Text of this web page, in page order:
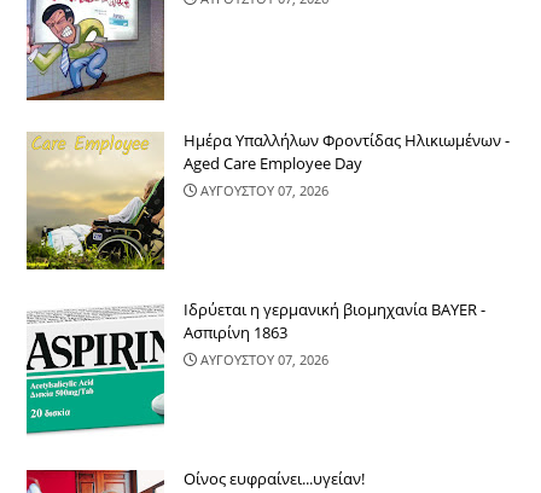
Ημέρα Υπαλλήλων Φροντίδας Ηλικιωμένων -
Aged Care Employee Day
ΑΥΓΟΥΣΤΟΥ 07, 2026
Ιδρύεται η γερμανική βιομηχανία BAYER -
Ασπιρίνη 1863
ΑΥΓΟΥΣΤΟΥ 07, 2026
Οίνος ευφραίνει...υγείαν!